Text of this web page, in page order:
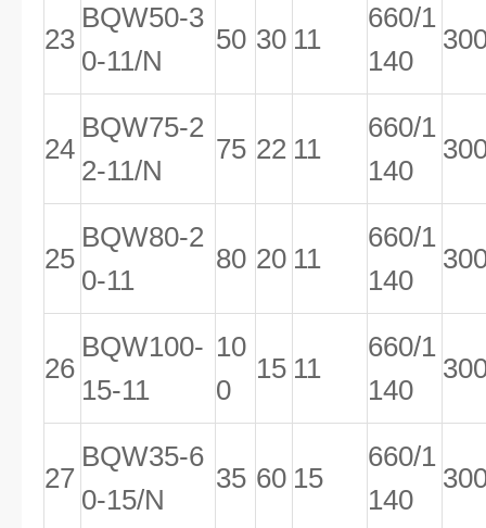
23
BQW50-3
0-11/N
50 30 11
660/1
140
24
BQW75-2
2-11/N
75 22 11
660/1
140
25
BQW80-2
0-11
80 20 11
660/1
140
26
BQW100-
15-11
10
0
15 11
660/1
140
27
BQW35-6
0-15/N
35 60 15
660/1
140